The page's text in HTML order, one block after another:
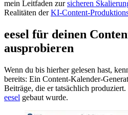
mein Leitfaden zursicheren
Realitäten derKI-Content-
eesel für deinen
ausprobieren
Wenn du bis hierher gelesen hast,
bereits: Ein Content-Kalender-
Beiträge, die er tatsächlich
eesel gebaut wurde.